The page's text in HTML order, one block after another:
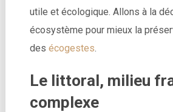
utile et écologique. Allons à la
écosystème pour mieux la
des écogestes.
Le littoral, milieu
complexe